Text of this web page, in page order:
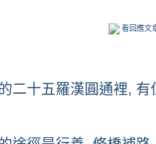
看回應文
二十五羅漢圓通裡, 有